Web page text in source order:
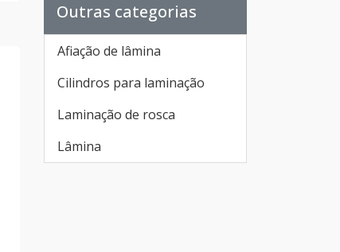
Outras categorias
Afiação de lâmina
Cilindros para laminação
Laminação de rosca
Lâmina